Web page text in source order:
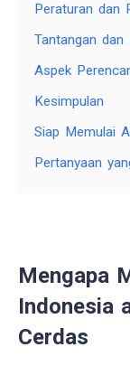
Peraturan dan
Tantangan dan
Aspek
Kesimpulan
Siap Memulai
Pertanyaan
Mengapa
Indonesia
Cerdas